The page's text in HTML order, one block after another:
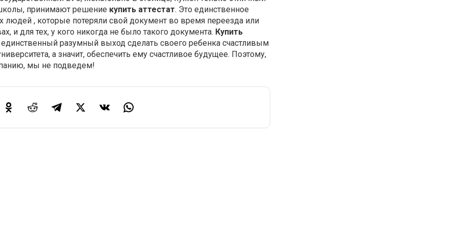
принимают решение купить аттестат. Это единственное
людей , которые потеряли свой документ во время переезда или
и для тех, у кого никогда не было такого документа. Купить
разумный выход сделать своего ребенка счастливым
а значит, обеспечить ему счастливое будущее. Поэтому,
мы не подведем!